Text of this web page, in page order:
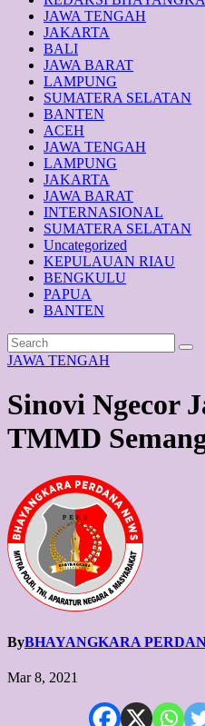
JAWA TENGAH
JAKARTA
BALI
JAWA BARAT
LAMPUNG
SUMATERA SELATAN
BANTEN
ACEH
JAWA TENGAH
LAMPUNG
JAKARTA
JAWA BARAT
INTERNASIONAL
SUMATERA SELATAN
Uncategorized
KEPULAUAN RIAU
BENGKULU
PAPUA
BANTEN
JAWA TENGAH
Sinovi Ngecor
TMMD
ByBHAYANGKARA
Mar 8, 2021